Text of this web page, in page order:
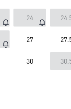
24
27
30